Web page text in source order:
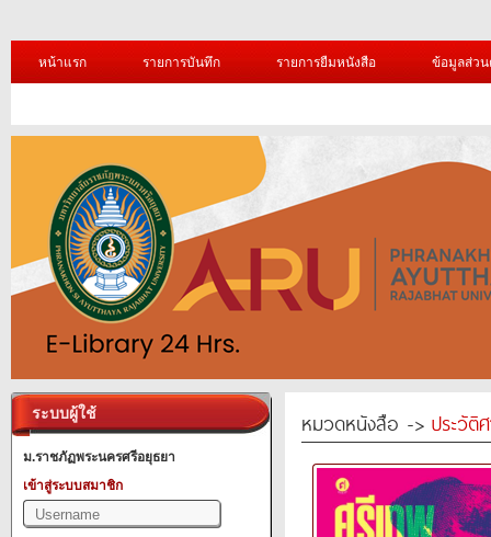
หน้าแรก รายการบันทึก รายการยืมหนังสือ ข้อมูลส่ว
ระบบผู้ใช้
ม.ราชภัฏพระนครศรีอยุธยา
เข้าสู่ระบบสมาชิก
หมวดหนังสือ -> ประวัติ